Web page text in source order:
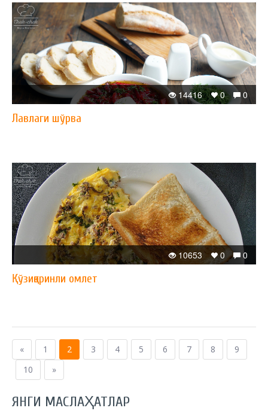
0
0
14416
Лавлаги шўрва
0
0
10653
Қўзиқоринли омлет
« 1 2 3 4 5 6 7 8
9
10
»
ЯНГИ МАСЛАҲАТЛАР